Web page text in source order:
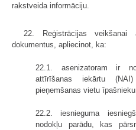
rakstveida informāciju.
22. Reģistrācijas veikšanai
dokumentus, apliecinot, ka:
22.1. asenizatoram ir
attīrīšanas iekārtu
pieņemšanas vietu
22.2. iesnieguma
nodokļu parādu, kas